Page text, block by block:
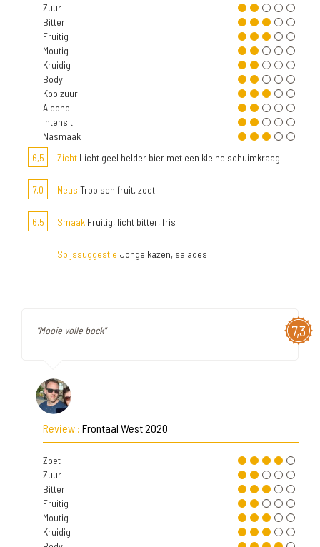
Zuur
Bitter
Fruitig
Moutig
Kruidig
Body
Koolzuur
Alcohol
Intensit.
Nasmaak
6,5
Zicht Licht geel helder bier met een kleine schuimkraag.
7,0 Neus Tropisch fruit, zoet
6,5 Smaak Fruitig, licht bitter, fris
Spijssuggestie Jonge kazen, salades
7,3
"Mooie volle bock"
Review : Frontaal West 2020
Zoet
Zuur
Bitter
Fruitig
Moutig
Kruidig